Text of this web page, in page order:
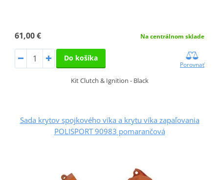
61,00 € Na centrálnom sklade
Do košíka
Porovnať
Kit Clutch & Ignition - Black
Sada krytov spojkového víka a krytu víka zapaľovania
POLISPORT 90983 pomarančová